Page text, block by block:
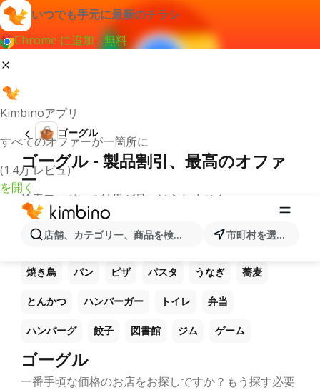
いつでも手元に最新のチラシ
Chrome に追加 - 無料
Kimbinoアプリ
すべてのオファーが一箇所に
(1.4万 レビュ)
を開く
店舗、カテゴリー、商品を検索... 市町村を選択します
ゴーグル
ゴーグル - 製品割引、最高のオファ
ー
検索ワードへの結果が見つけられません。
他のお気に入り製品
ラーメン コーヒー ご飯 電卓
焼き鳥 パン ピザ パスタ うなぎ 蕎麦
とんかつ ハンバーガー トイレ 弁当
ハンバーグ 餃子 図書館 ジム ゲーム
ゴーグル
一番手頃な価格のお店をお探しですか？もう探す必要